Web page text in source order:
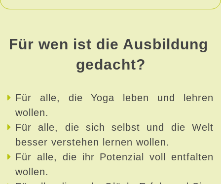
Für wen ist die Ausbildung
gedacht?
Für alle, die Yoga leben und lehren
wollen.
Für alle, die sich selbst und die Welt
besser verstehen lernen wollen.
Für alle, die ihr Potenzial voll entfalten
wollen.